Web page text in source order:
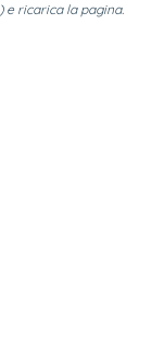
e ricarica la pagina.